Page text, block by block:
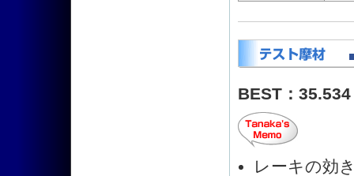
BEST：35.534
レーキの効